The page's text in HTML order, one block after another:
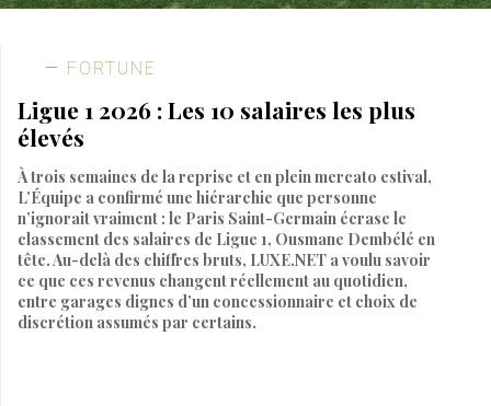
FORTUNE
Ligue 1 2026 : Les 10 salaires les plus
élevés
À trois semaines de la reprise et en plein mercato estival,
L’Équipe a confirmé une hiérarchie que personne
n’ignorait vraiment : le Paris Saint-Germain écrase le
classement des salaires de Ligue 1, Ousmane Dembélé en
tête. Au-delà des chiffres bruts, LUXE.NET a voulu savoir
ce que ces revenus changent réellement au quotidien,
entre garages dignes d’un concessionnaire et choix de
discrétion assumés par certains.